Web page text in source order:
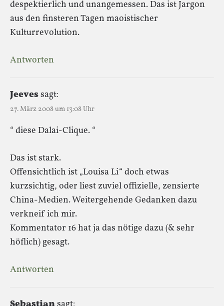
despektierlich und unangemessen. Das ist Jargon
aus den finsteren Tagen maoistischer
Kulturrevolution.
Antworten
Jeevessagt:
27. März 2008 um 13:08 Uhr
“ diese Dalai-Clique. “
Das ist stark.
Offensichtlich ist „Louisa Li“ doch etwas
kurzsichtig, oder liest zuviel offizielle, zensierte
China-Medien. Weitergehende Gedanken dazu
verkneif ich mir.
Kommentator 16 hat ja das nötige dazu (& sehr
höflich) gesagt.
Antworten